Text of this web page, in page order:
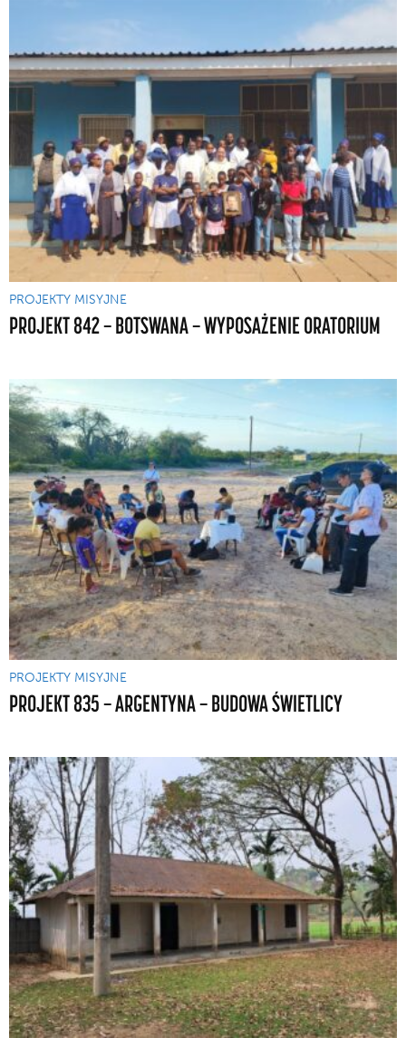
PROJEKTY MISYJNE
PROJEKT 842 — BOTSWANA — WYPOSAŻENIE ORATORIUM
PROJEKTY MISYJNE
PROJEKT 835 — ARGENTYNA — BUDOWA ŚWIETLICY